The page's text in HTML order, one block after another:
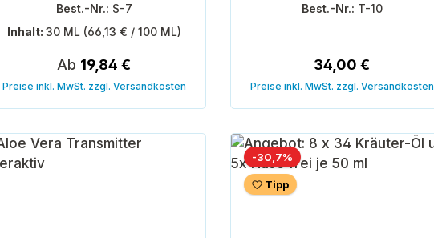
Best.-Nr.: S-7
Inhalt: 30 ML (66,13 € / 100 ML)
Regulärer Preis:
Ab 19,84 €
Preise inkl. MwSt. zzgl. Versandkosten
Best.-Nr.: T-10
Regulärer Preis:
34,00 €
Preise inkl. MwSt. zzgl. Versandkosten
-30,7%Rabatt
Tipp